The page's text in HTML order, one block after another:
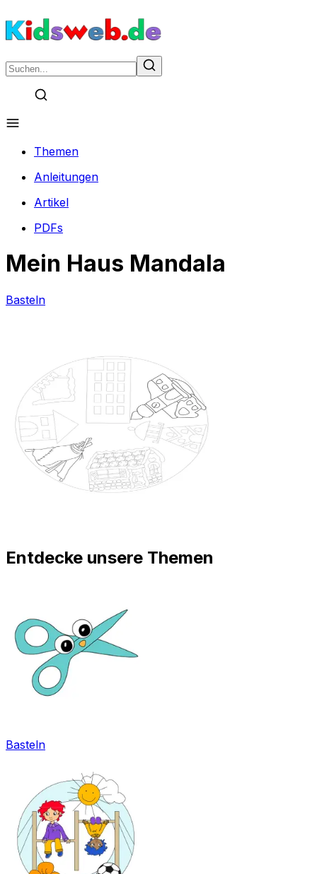
Themen
Anleitungen
Artikel
PDFs
Mein Haus Mandala
Basteln
Entdecke unsere Themen
Basteln